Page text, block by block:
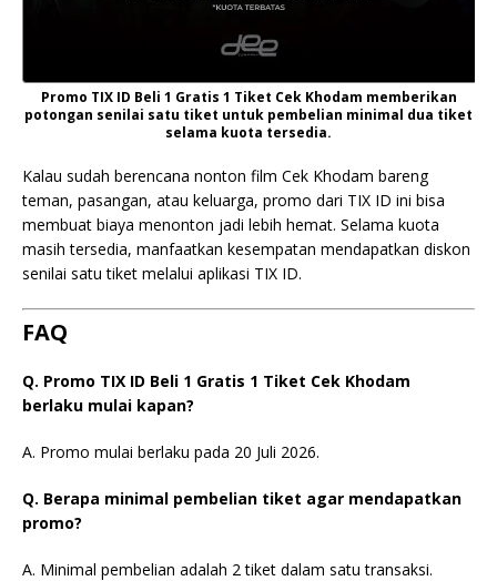
Promo TIX ID Beli 1 Gratis 1 Tiket Cek Khodam memberikan
potongan senilai satu tiket untuk pembelian minimal dua tiket
selama kuota tersedia.
Kalau sudah berencana nonton film Cek Khodam bareng
teman, pasangan, atau keluarga, promo dari TIX ID ini bisa
membuat biaya menonton jadi lebih hemat. Selama kuota
masih tersedia, manfaatkan kesempatan mendapatkan diskon
senilai satu tiket melalui aplikasi TIX ID.
FAQ
Q. Promo TIX ID Beli 1 Gratis 1 Tiket Cek Khodam
berlaku mulai kapan?
A. Promo mulai berlaku pada 20 Juli 2026.
Q. Berapa minimal pembelian tiket agar mendapatkan
promo?
A. Minimal pembelian adalah 2 tiket dalam satu transaksi.